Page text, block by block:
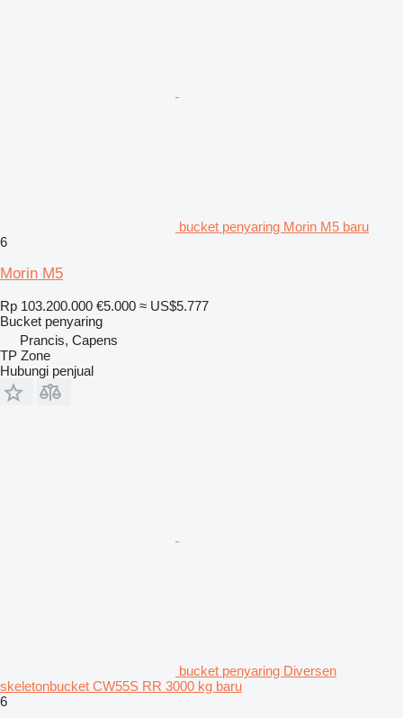
bucket penyaring Morin M5 baru
6
Morin M5
Rp 103.200.000 €5.000 ≈ US$5.777
Bucket penyaring
Prancis, Capens
TP Zone
Hubungi penjual
bucket penyaring Diversen
skeletonbucket CW55S RR 3000 kg baru
6